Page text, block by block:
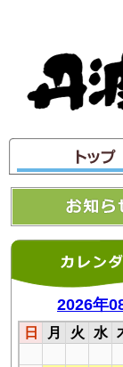
ャ
ン
プ